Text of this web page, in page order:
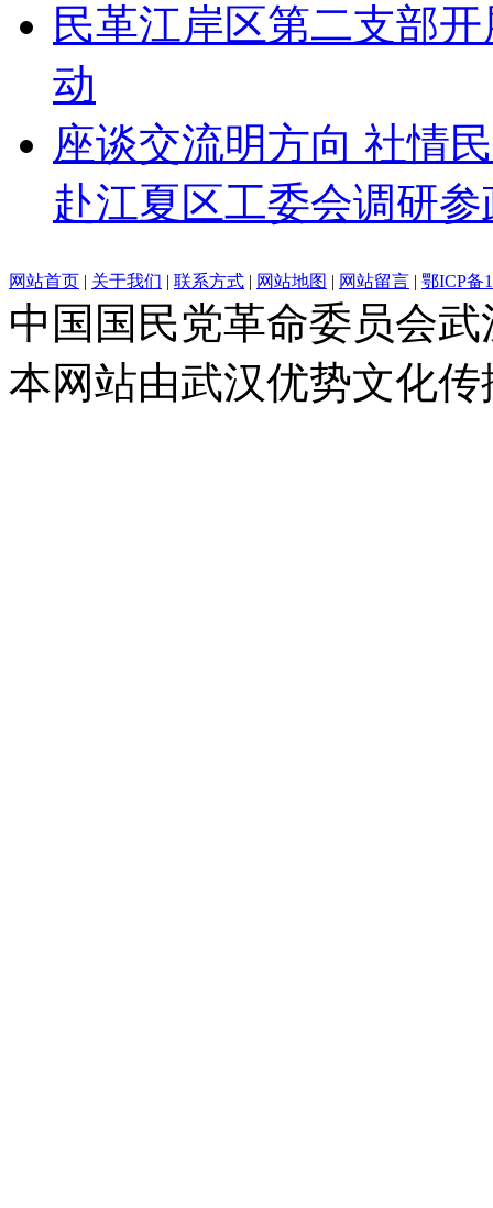
民革江岸区第二支部
动
座谈交流明方向 社情
赴江夏区工委会调研
网站首页 | 关于我们 | 联系方式 | 网站地图 | 网站留言 | 鄂ICP备
中国国民党革命委员会
本网站由武汉优势文化